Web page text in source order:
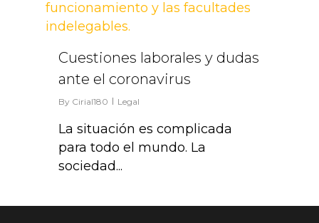
Cuestiones laborales y dudas
ante el coronavirus
By Cirial180 Legal
La situación es complicada
para todo el mundo. La
sociedad...